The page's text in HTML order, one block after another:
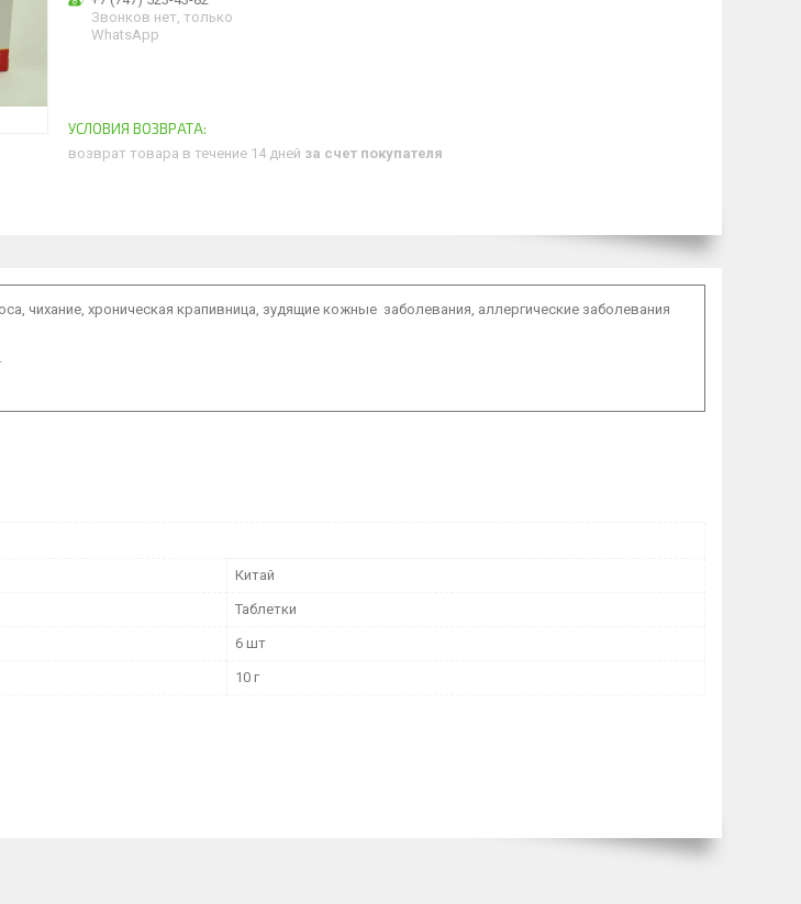
Звонков нет, только
WhatsApp
возврат товара в течение 14 дней за счет покупателя
чихание, хроническая крапивница, зудящие кожные заболевания, аллергические заболевания
Китай
Таблетки
6 шт
10 г